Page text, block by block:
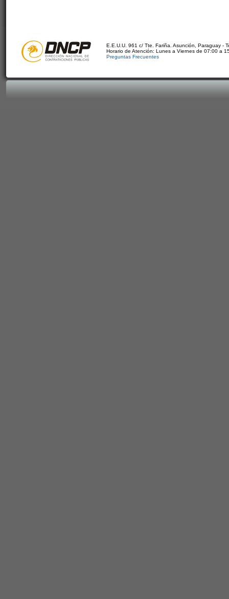
E.E.U.U. 961 c/ Tte. Fariña. Asunción, Paraguay -
Horario de Atención: Lunes a Viernes de 07:00 a
Preguntas Frecuentes